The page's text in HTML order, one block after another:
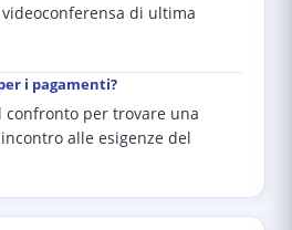
di ultima
i pagamenti?
confronto per trovare una
alle esigenze del